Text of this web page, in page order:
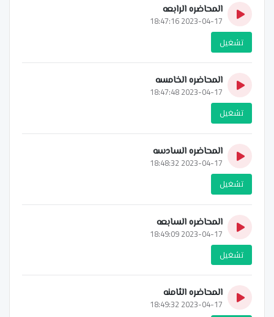
المحاضره الرابعه
2023-04-17 18:47:16
تشغيل
المحاضره الخامسه
2023-04-17 18:47:48
تشغيل
المحاضره السادسه
2023-04-17 18:48:32
تشغيل
المحاضره السابعه
2023-04-17 18:49:09
تشغيل
المحاضره الثامنه
2023-04-17 18:49:32